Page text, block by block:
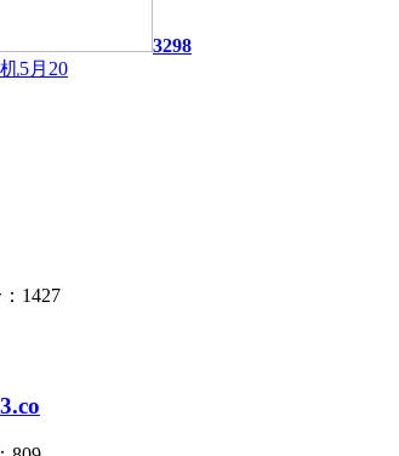
3298
5月20
1427